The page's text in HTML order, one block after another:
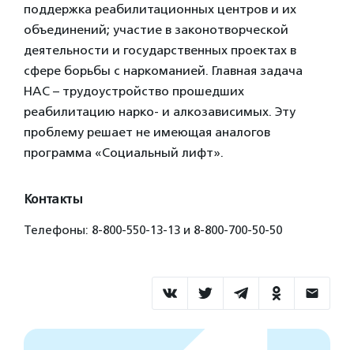
поддержка реабилитационных центров и их
объединений; участие в законотворческой
деятельности и государственных проектах в
сфере борьбы с наркоманией. Главная задача
НАС – трудоустройство прошедших
реабилитацию нарко- и алкозависимых. Эту
проблему решает не имеющая аналогов
программа «Социальный лифт».
Контакты
Телефоны: 8-800-550-13-13 и 8-800-700-50-50